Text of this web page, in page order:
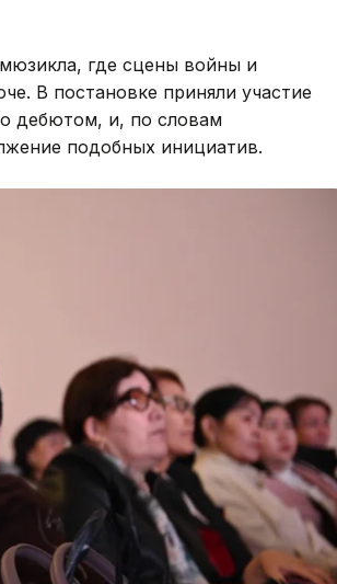
где сцены войны и
В постановке приняли участие
дебютом, и, по словам
подобных инициатив.